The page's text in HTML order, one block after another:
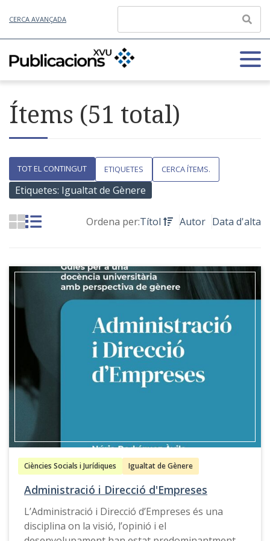
CERCA AVANÇADA
Ítems (51 total)
TOT EL CONTINGUT ETIQUETES CERCA ÍTEMS.
Etiquetes: Igualtat de Gènere
Ordena per:Títol Autor Data d'alta
Ciències Socials i Jurídiques Igualtat de Gènere
Administració i Direcció d'Empreses
L’Administració i Direcció d’Empreses és una
disciplina on la visió, l’opinió i el